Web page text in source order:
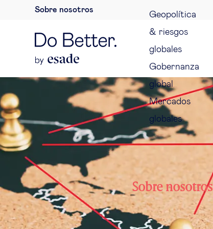
Sobre nosotros
Geopolítica
& riesgos
globales
Gobernanza
global
Mercados
globales
Sobre nosotros